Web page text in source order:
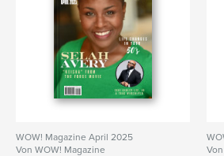
WOW! Magazine April 2025
Von WOW! Magazine